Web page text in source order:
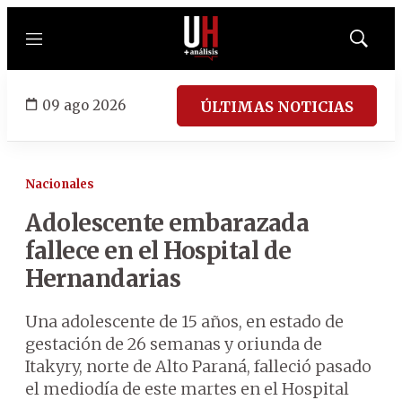
Menú
Mostrar
09 ago 2026 ÚLTIMAS NOTICIAS
Nacionales
Adolescente embarazada
fallece en el Hospital de
Hernandarias
Una adolescente de 15 años, en estado de
gestación de 26 semanas y oriunda de
Itakyry, norte de Alto Paraná, falleció pasado
el mediodía de este martes en el Hospital